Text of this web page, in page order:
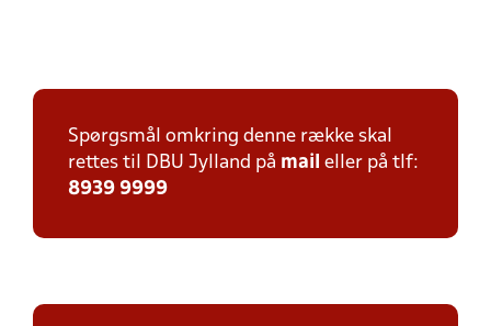
Spørgsmål omkring denne række skal
rettes til DBU Jylland på mail eller på tlf:
8939 9999